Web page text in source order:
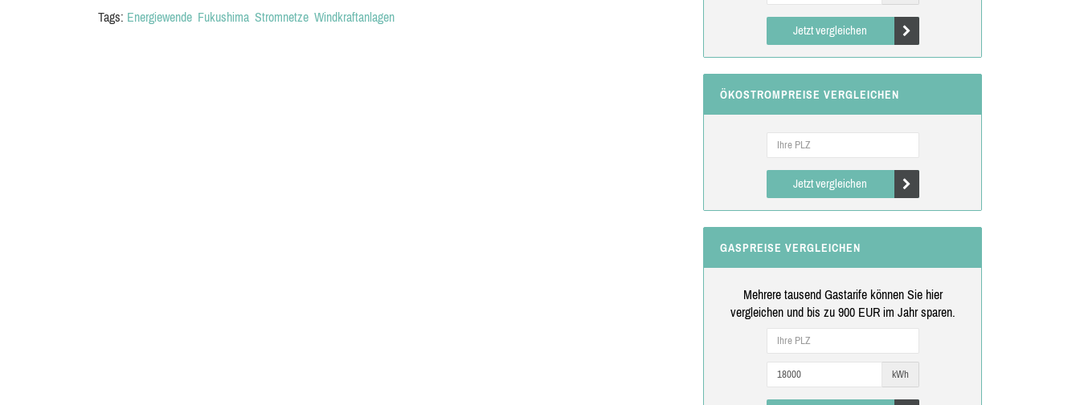
Tags: Energiewende Fukushima Stromnetze Windkraftanlagen
Jetzt vergleichen
ÖKOSTROMPREISE VERGLEICHEN
Jetzt vergleichen
GASPREISE VERGLEICHEN
Mehrere tausend Gastarife können Sie hier
vergleichen und bis zu 900 EUR im Jahr sparen.
kWh